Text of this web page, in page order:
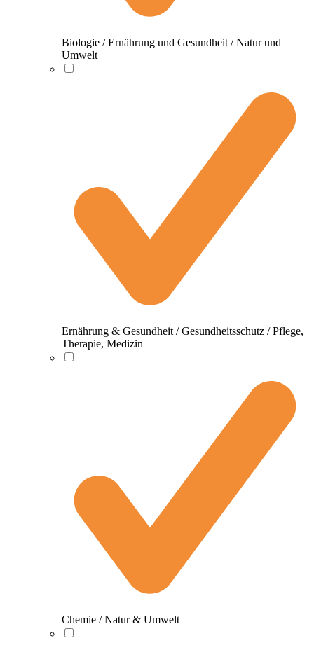
Biologie / Ernährung und Gesundheit / Natur und
Umwelt
Ernährung & Gesundheit / Gesundheitsschutz / Pflege,
Therapie, Medizin
Chemie / Natur & Umwelt